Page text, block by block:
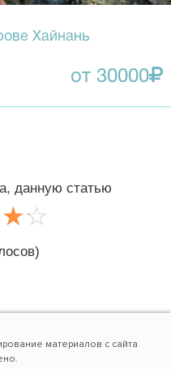
Хайнань
от 30000
данную статью
☆☆
★★
материалов с сайта